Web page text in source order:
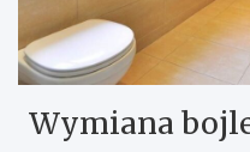
Wymiana